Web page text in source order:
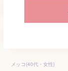
メッコ(40代・女性)